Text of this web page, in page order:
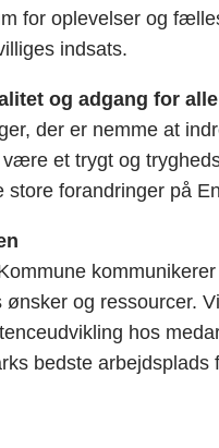
for oplevelser og
indsats.
og adgang for alle
der er nemme at
et trygt og
forandringer på
ønsker og ressourcer.
hos
bedste